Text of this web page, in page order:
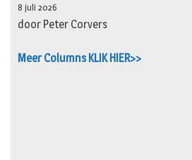
8 juli 2026
door Peter Corvers
Meer Columns KLIK HIER>>